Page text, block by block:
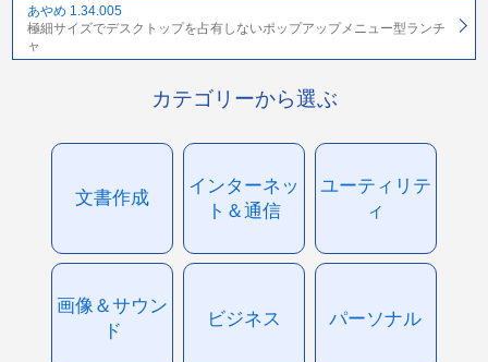
あやめ 1.34.005
極細サイズでデスクトップを占有しないポップアップメニュー型ランチ
ャ
カテゴリーから選ぶ
文書作成
インターネッ
ト＆通信
ユーティリテ
ィ
画像＆サウン
ド
ビジネス パーソナル